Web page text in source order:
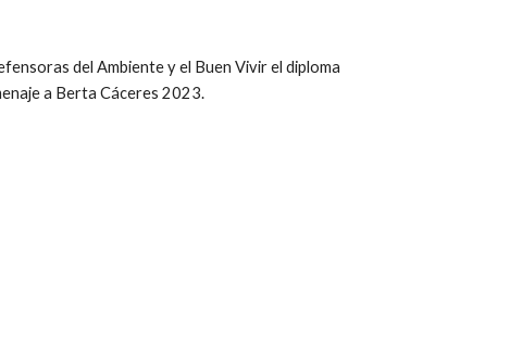
del Ambiente y el Buen Vivir el diploma
a Berta Cáceres 2023.